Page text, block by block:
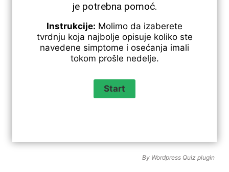
je potrebna pomoć.
Instrukcije: Molimo da izaberete
tvrdnju koja najbolje opisuje koliko ste
navedene simptome i osećanja imali
tokom prošle nedelje.
By Wordpress Quiz plugin